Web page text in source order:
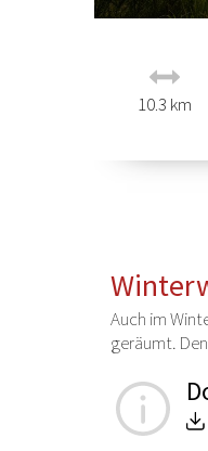
10.3 km
Auch im
geräumt.